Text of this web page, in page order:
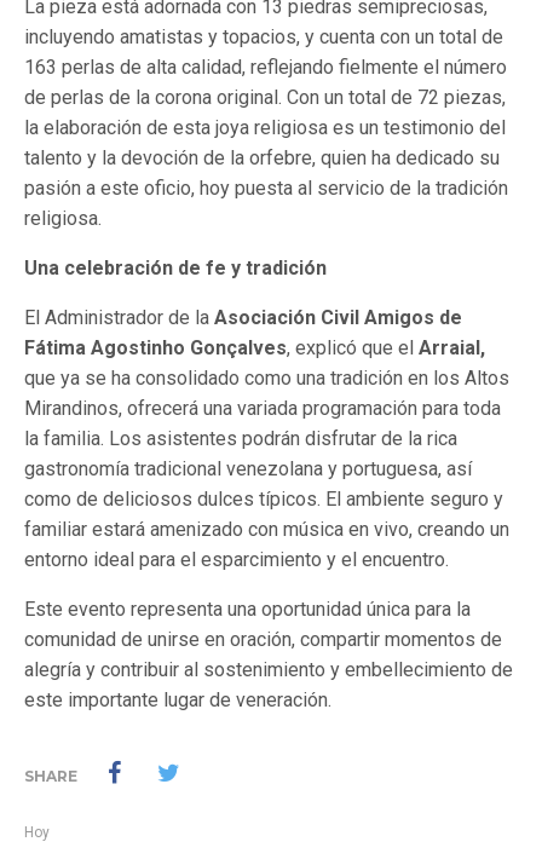
La pieza está adornada con 13 piedras semipreciosas,
incluyendo amatistas y topacios, y cuenta con un total de
163 perlas de alta calidad, reflejando fielmente el número
de perlas de la corona original. Con un total de 72 piezas,
la elaboración de esta joya religiosa es un testimonio del
talento y la devoción de la orfebre, quien ha dedicado su
pasión a este oficio, hoy puesta al servicio de la tradición
religiosa.
Una celebración de fe y tradición
El Administrador de la Asociación Civil Amigos de
Fátima Agostinho Gonçalves, explicó que el Arraial,
que ya se ha consolidado como una tradición en los Altos
Mirandinos, ofrecerá una variada programación para toda
la familia. Los asistentes podrán disfrutar de la rica
gastronomía tradicional venezolana y portuguesa, así
como de deliciosos dulces típicos. El ambiente seguro y
familiar estará amenizado con música en vivo, creando un
entorno ideal para el esparcimiento y el encuentro.
Este evento representa una oportunidad única para la
comunidad de unirse en oración, compartir momentos de
alegría y contribuir al sostenimiento y embellecimiento de
este importante lugar de veneración.
SHARE
Hoy